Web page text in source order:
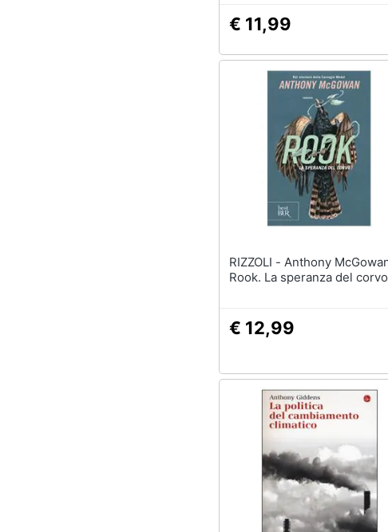
€ 11,99
RIZZOLI - Anthony McGowan -
Rook. La speranza del corvo
€ 12,99